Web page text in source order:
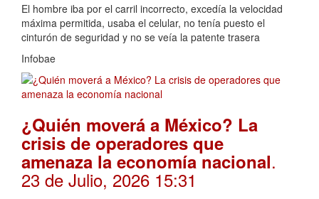
El hombre iba por el carril incorrecto, excedía la velocidad
máxima permitida, usaba el celular, no tenía puesto el
cinturón de seguridad y no se veía la patente trasera
Infobae
¿Quién moverá a México? La
crisis de operadores que
amenaza la economía nacional.
23 de Julio, 2026 15:31